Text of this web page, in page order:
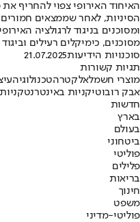
האיחוד האירופי צפוי להחריף
הסיניות, לאחר שממצאים חמורים
ומסוכנים בניגוד לרגולציה
מסוכנים, כימיקלים רעילים
סוכנויות הידיעות21.07.2025
תגיות קשורות
מוצרי חשמלאלקטרהטכנולוגיה
אבק רובוטיקניות באינטרנטקניות
חדשות
בארץ
בעולם
ביטחוני
פוליטי
פלילים
בריאות
חינוך
משפט
פוליטי-מדיני